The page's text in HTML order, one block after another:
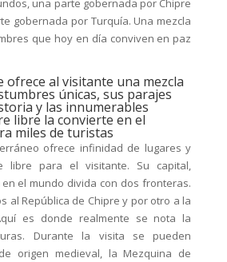
una parte gobernada por Chipre
gobernada por Turquía. Una mezcla
que hoy en día conviven en paz
ofrece al visitante una mezcla
únicas, sus parajes
y las innumerables
libre la convierte en el
miles de turistas
ofrece infinidad de lugares y
libre para el visitante. Su capital,
en el mundo divida con dos fronteras.
al República de Chipre y por otro a la
es donde realmente se nota la
Durante la visita se pueden
origen medieval, la Mezquina de